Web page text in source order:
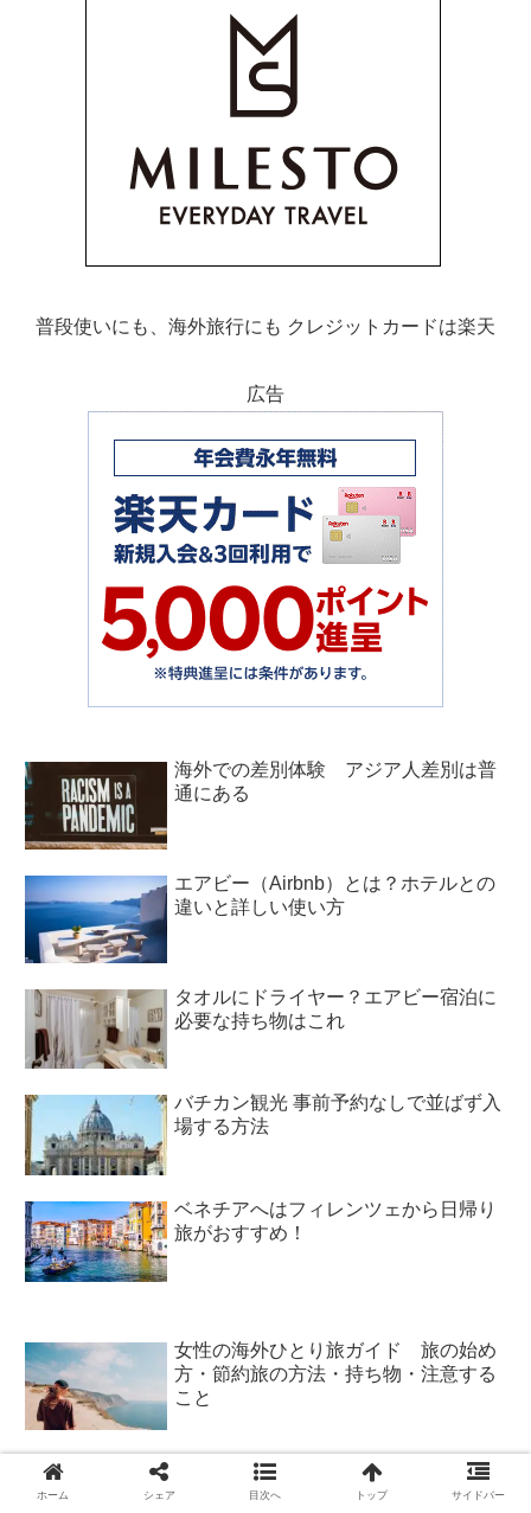
普段使いにも、海外旅行にも クレジットカードは楽天
広告
海外での差別体験 アジア人差別は普
通にある
エアビー（Airbnb）とは？ホテルとの
違いと詳しい使い方
タオルにドライヤー？エアビー宿泊に
必要な持ち物はこれ
バチカン観光 事前予約なしで並ばず入
場する方法
ベネチアへはフィレンツェから日帰り
旅がおすすめ！
女性の海外ひとり旅ガイド 旅の始め
方・節約旅の方法・持ち物・注意する
こと
エポスから楽天カードに乗換えた理
由 断然お得で海外でも強い
ホーム シェア 目次へ トップ サイドバー